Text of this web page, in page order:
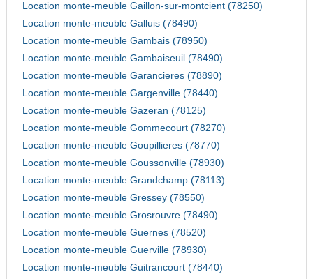
Location monte-meuble Gaillon-sur-montcient (78250)
Location monte-meuble Galluis (78490)
Location monte-meuble Gambais (78950)
Location monte-meuble Gambaiseuil (78490)
Location monte-meuble Garancieres (78890)
Location monte-meuble Gargenville (78440)
Location monte-meuble Gazeran (78125)
Location monte-meuble Gommecourt (78270)
Location monte-meuble Goupillieres (78770)
Location monte-meuble Goussonville (78930)
Location monte-meuble Grandchamp (78113)
Location monte-meuble Gressey (78550)
Location monte-meuble Grosrouvre (78490)
Location monte-meuble Guernes (78520)
Location monte-meuble Guerville (78930)
Location monte-meuble Guitrancourt (78440)